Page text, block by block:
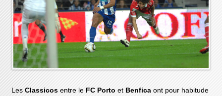
LesClassicosentre le FC Porto et Benficaont pour habitude